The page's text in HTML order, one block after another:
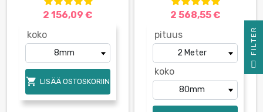
2 156,09 €
koko
 LISÄÄ OSTOSKORIIN
2 568,55 €
pituus
koko
R